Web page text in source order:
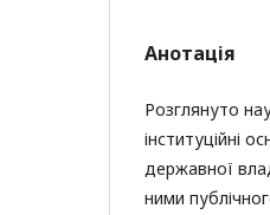
Анотація
Розглянуто
інституційні
державної
ними